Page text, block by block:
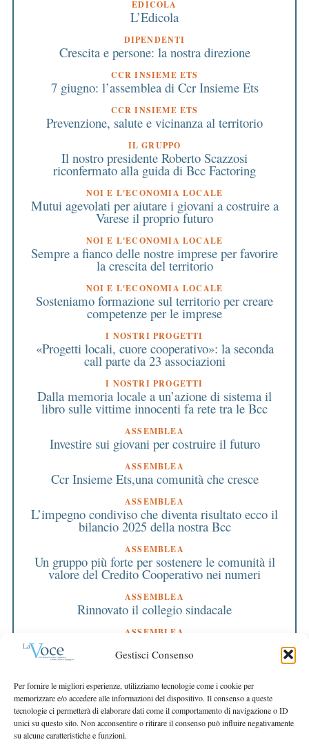
Gestisci Consenso
Per fornire le migliori esperienze, utilizziamo tecnologie come i cookie per
memorizzare e/o accedere alle informazioni del dispositivo. Il consenso a queste
tecnologie ci permetterà di elaborare dati come il comportamento di navigazione o ID
unici su questo sito. Non acconsentire o ritirare il consenso può influire negativamente
su alcune caratteristiche e funzioni.
EDICOLA
L’Edicola
DIPENDENTI
Crescita e persone: la nostra direzione
CCR INSIEME ETS
7 giugno: l’assemblea di Ccr Insieme Ets
CCR INSIEME ETS
Prevenzione, salute e vicinanza al territorio
IL GRUPPO
Il nostro presidente Roberto Scazzosi
riconfermato alla guida di Bcc Factoring
NOI E L'ECONOMIA LOCALE
Mutui agevolati per aiutare i giovani a costruire a
Varese il proprio futuro
NOI E L'ECONOMIA LOCALE
Sempre a fianco delle nostre imprese per favorire
la crescita del territorio
NOI E L'ECONOMIA LOCALE
Sosteniamo formazione sul territorio per creare
competenze per le imprese
I NOSTRI PROGETTI
«Progetti locali, cuore cooperativo»: la seconda
call parte da 23 associazioni
I NOSTRI PROGETTI
Dalla memoria locale a un’azione di sistema il
libro sulle vittime innocenti fa rete tra le Bcc
ASSEMBLEA
Investire sui giovani per costruire il futuro
ASSEMBLEA
Ccr Insieme Ets,una comunità che cresce
ASSEMBLEA
L’impegno condiviso che diventa risultato ecco il
bilancio 2025 della nostra Bcc
ASSEMBLEA
Un gruppo più forte per sostenere le comunità il
valore del Credito Cooperativo nei numeri
ASSEMBLEA
Rinnovato il collegio sindacale
ASSEMBLEA
Bilancio approvato all’unanimità e 2 milioni
destinati al territorio
Crescere restando riconoscibili
EDITORIALE PRESIDENTE
Costruire futuro insieme